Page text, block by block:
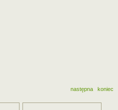
następna koniec